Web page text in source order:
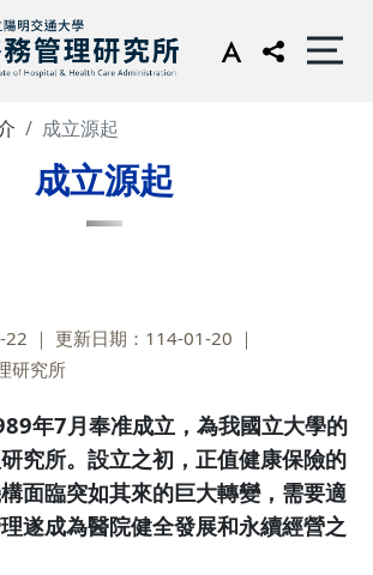
成立源起
成立源起
22
更新日期：114-01-20
研究所
年7月奉准成立，為我國立大學的
究所。設立之初，正值健康保險的
面臨突如其來的巨大轉變，需要適
遂成為醫院健全發展和永續經營之